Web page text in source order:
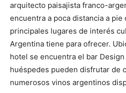
arquitecto paisajista franco-
encuentra a poca distancia a pie
principales lugares de interés
Argentina tiene para ofrecer.
hotel se encuentra el bar
huéspedes pueden disfrutar de
numerosos vinos argentinos